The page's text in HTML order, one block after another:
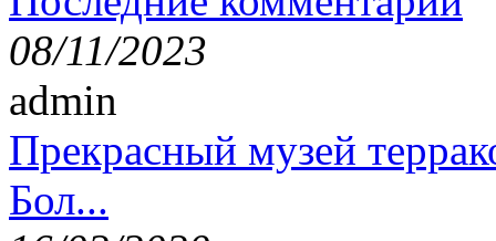
08/11/2023
admin
Прекрасный музей
Бол...